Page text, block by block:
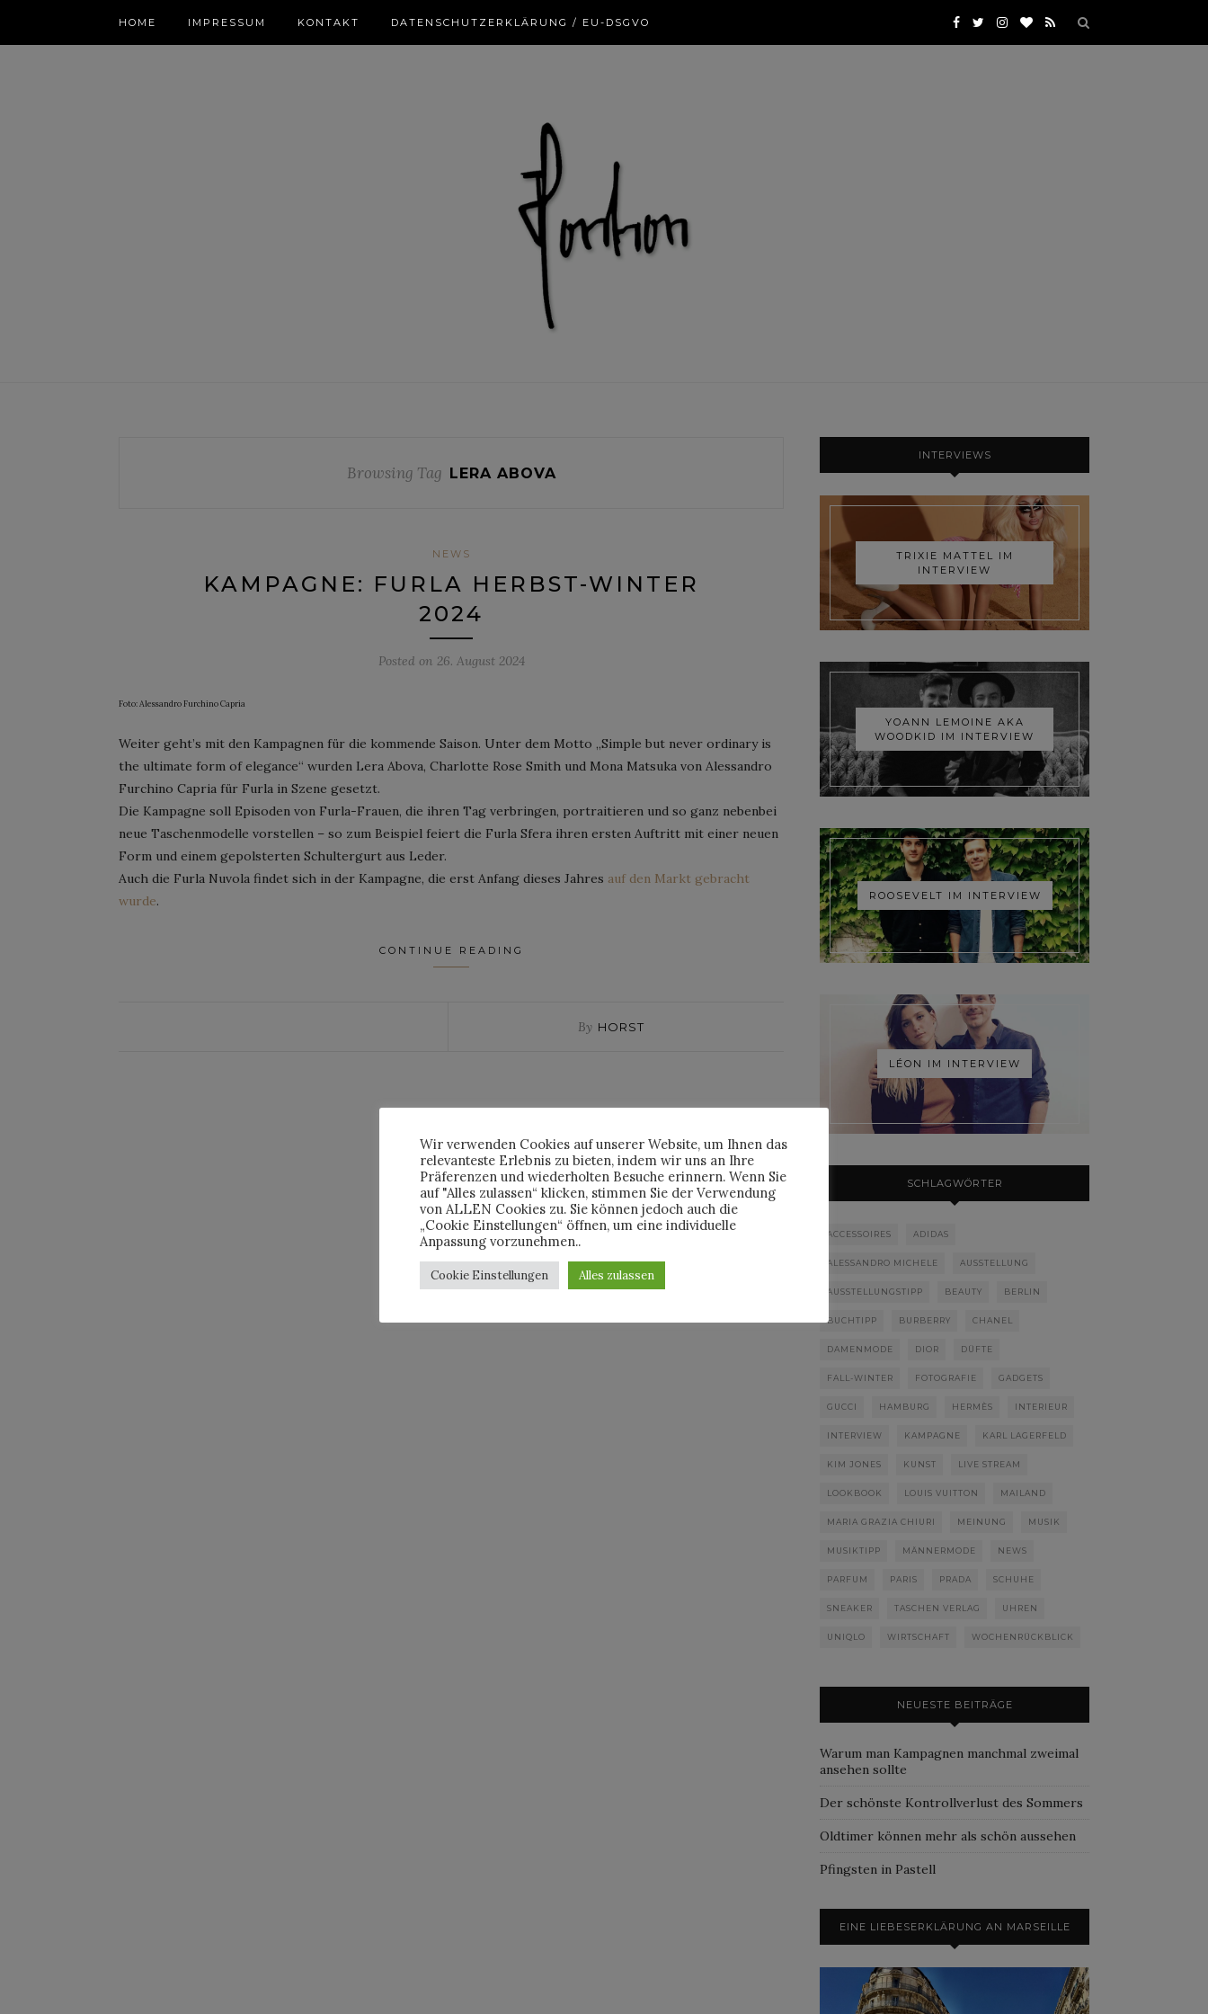
HOME IMPRESSUM KONTAKT DATENSCHUTZERKLÄRUNG / EU-DSGVO
Browsing Tag LERA ABOVA
NEWS
KAMPAGNE: FURLA HERBST-WINTER
2024
Posted on 26. August 2024
Foto: Alessandro Furchino Capria
Weiter geht’s mit den Kampagnen für die kommende Saison. Unter dem Motto „Simple but never ordinary is
the ultimate form of elegance“ wurden Lera Abova, Charlotte Rose Smith und Mona Matsuka von Alessandro
Furchino Capria für Furla in Szene gesetzt.
Die Kampagne soll Episoden von Furla-Frauen, die ihren Tag verbringen, portraitieren und so ganz nebenbei
neue Taschenmodelle vorstellen – so zum Beispiel feiert die Furla Sfera ihren ersten Auftritt mit einer neuen
Form und einem gepolsterten Schultergurt aus Leder.
Auch die Furla Nuvola findet sich in der Kampagne, die erst Anfang dieses Jahres auf den Markt gebracht
wurde.
CONTINUE READING
By HORST
INTERVIEWS
TRIXIE MATTEL IM
INTERVIEW
YOANN LEMOINE AKA
WOODKID IM INTERVIEW
ROOSEVELT IM INTERVIEW
LÉON IM INTERVIEW
SCHLAGWÖRTER
ACCESSOIRES ADIDAS
ALESSANDRO MICHELE AUSSTELLUNG
AUSSTELLUNGSTIPP BEAUTY BERLIN
BUCHTIPP BURBERRY CHANEL
DAMENMODE DIOR DÜFTE
FALL-WINTER FOTOGRAFIE GADGETS
GUCCI HAMBURG HERMÈS INTERIEUR
INTERVIEW KAMPAGNE KARL LAGERFELD
KIM JONES KUNST LIVE STREAM
LOOKBOOK LOUIS VUITTON MAILAND
MARIA GRAZIA CHIURI MEINUNG MUSIK
MUSIKTIPP MÄNNERMODE NEWS
PARFUM PARIS PRADA SCHUHE
SNEAKER TASCHEN VERLAG UHREN
UNIQLO WIRTSCHAFT WOCHENRÜCKBLICK
NEUESTE BEITRÄGE
Warum man Kampagnen manchmal zweimal
ansehen sollte
Der schönste Kontrollverlust des Sommers
Oldtimer können mehr als schön aussehen
Pfingsten in Pastell
EINE LIEBESERKLÄRUNG AN MARSEILLE
Wir verwenden Cookies auf unserer Website, um Ihnen das
relevanteste Erlebnis zu bieten, indem wir uns an Ihre
Präferenzen und wiederholten Besuche erinnern. Wenn Sie
auf "Alles zulassen“ klicken, stimmen Sie der Verwendung
von ALLEN Cookies zu. Sie können jedoch auch die
„Cookie Einstellungen“ öffnen, um eine individuelle
Anpassung vorzunehmen..
Cookie Einstellungen Alles zulassen